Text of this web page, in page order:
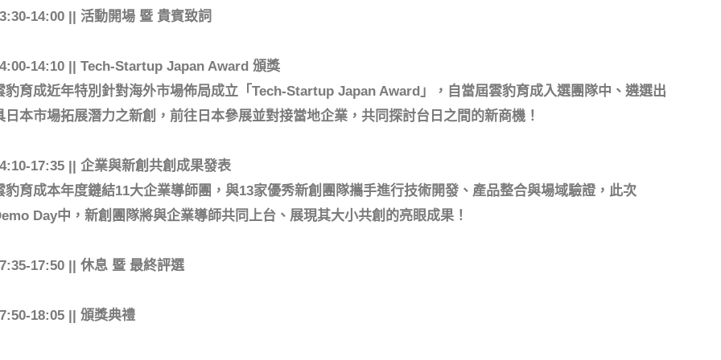
14:00 || 活動開場 暨 貴賓致詞
14:10 || Tech-Startup Japan Award 頒獎
豹育成近年特別針對海外市場佈局成立「Tech-Startup Japan Award」，自當屆雲豹育成入選團隊中、遴選出
日本市場拓展潛力之新創，前往日本參展並對接當地企業，共同探討台日之間的新商機！
17:35 || 企業與新創共創成果發表
豹育成本年度鏈結11大企業導師團，與13家優秀新創團隊攜手進行技術開發、產品整合與場域驗證，此次
Day中，新創團隊將與企業導師共同上台、展現其大小共創的亮眼成果！
17:50 || 休息 暨 最終評選
18:05 || 頒獎典禮